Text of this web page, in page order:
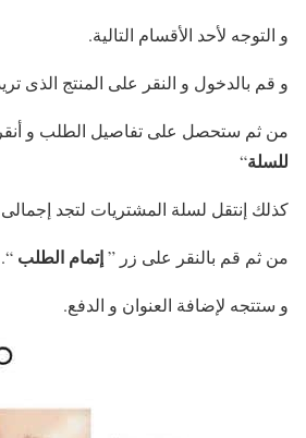
و التوجه لأحد الأقسام التالية.
و قم بالدخول و النقر على المنتج الذى
من ثم ستحصل على تفاصيل الطلب و
للسلة“
كذلك إنتقل لسلة المشتريات لتجد
من ثم قم بالنقر على زر ”إتمام الطلب “.
و ستتجه لإضافة العنوان و الدفع.